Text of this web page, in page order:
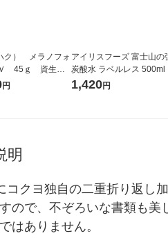
ク） メラノフォ
Ｖ 45ｇ 資生
き
円
アイリスフーズ 富士山の
炭酸水 ラベルレス 500ml
箱（24本入）
1,420円
明
コクヨ独自の二重折り返し
ので、不ぞろいな書類も
はありません。